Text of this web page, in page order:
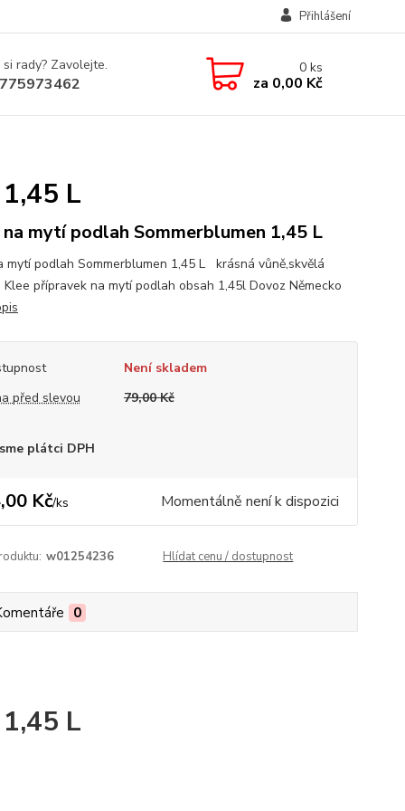
Přihlášení
rady? Zavolejte. 0ks
za 0,00 Kč
L
mytí podlah Sommerblumen 1,45 L
mytí podlah Sommerblumen 1,45 L krásná vůně,skvělá
Klee přípravek na mytí podlah obsah 1,45l Dovoz Německo
Není skladem
před slevou
79,00 Kč
plátci DPH
Kč/ks Momentálně není k dispozici
w01254236 Hlídat cenu / dostupnost
0
L